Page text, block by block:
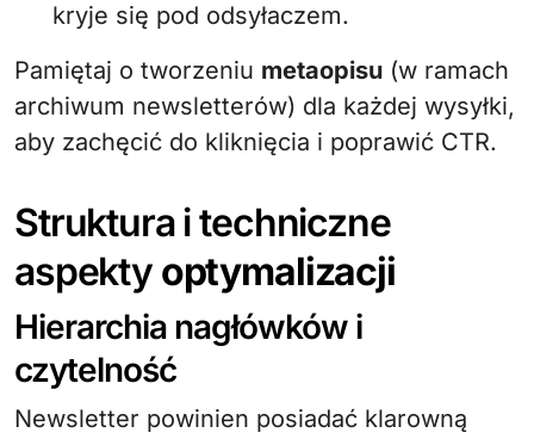
kryje się pod odsyłaczem.
Pamiętaj o tworzeniu metaopisu (w ramach
archiwum newsletterów) dla każdej wysyłki,
aby zachęcić do kliknięcia i poprawić CTR.
Struktura i techniczne
aspekty optymalizacji
Hierarchia nagłówków i
czytelność
Newsletter powinien posiadać klarowną